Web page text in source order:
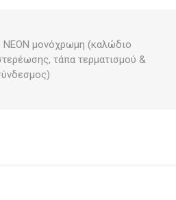
ΝΕΟΝ μονόχρωμη (καλώδιο
τάπα τερματισμού &